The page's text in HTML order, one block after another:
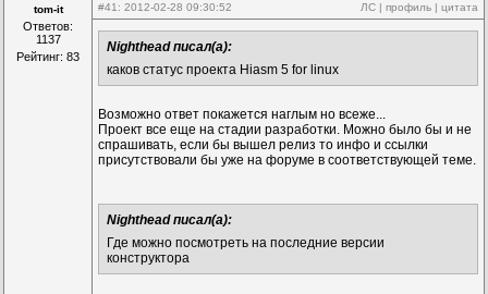
tom-it
Ответов:
1137
Рейтинг: 83
#41 : 2012-02-28 09:30:52 ЛС | профиль | цитата
Nighthead писал(а):
каков статус проекта Hiasm 5 for linux
Возможно ответ покажется наглым но всеже...
Проект все еще на стадии разработки. Можно было бы и не
спрашивать, если бы вышел релиз то инфо и ссылки
присутствовали бы уже на форуме в соответствующей теме.
Nighthead писал(а):
Где можно посмотреть на последние версии
конструктора